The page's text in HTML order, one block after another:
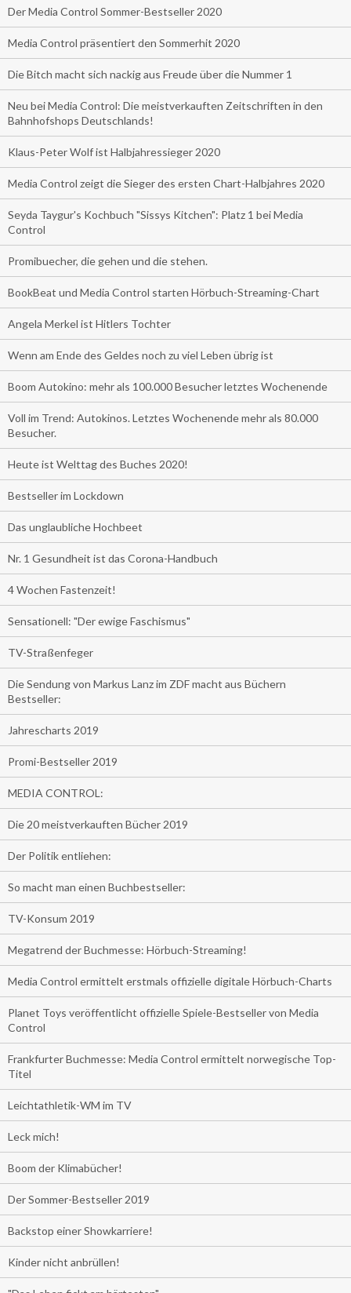
Der Media Control Sommer-Bestseller 2020
Media Control präsentiert den Sommerhit 2020
Die Bitch macht sich nackig aus Freude über die Nummer 1
Neu bei Media Control: Die meistverkauften Zeitschriften in den
Bahnhofshops Deutschlands!
Klaus-Peter Wolf ist Halbjahressieger 2020
Media Control zeigt die Sieger des ersten Chart-Halbjahres 2020
Seyda Taygur's Kochbuch "Sissys Kitchen": Platz 1 bei Media
Control
Promibuecher, die gehen und die stehen.
BookBeat und Media Control starten Hörbuch-Streaming-Chart
Angela Merkel ist Hitlers Tochter
Wenn am Ende des Geldes noch zu viel Leben übrig ist
Boom Autokino: mehr als 100.000 Besucher letztes Wochenende
Voll im Trend: Autokinos. Letztes Wochenende mehr als 80.000
Besucher.
Heute ist Welttag des Buches 2020!
Bestseller im Lockdown
Das unglaubliche Hochbeet
Nr. 1 Gesundheit ist das Corona-Handbuch
4 Wochen Fastenzeit!
Sensationell: "Der ewige Faschismus"
TV-Straßenfeger
Die Sendung von Markus Lanz im ZDF macht aus Büchern
Bestseller:
Jahrescharts 2019
Promi-Bestseller 2019
MEDIA CONTROL:
Die 20 meistverkauften Bücher 2019
Der Politik entliehen:
So macht man einen Buchbestseller:
TV-Konsum 2019
Megatrend der Buchmesse: Hörbuch-Streaming!
Media Control ermittelt erstmals offizielle digitale Hörbuch-Charts
Planet Toys veröffentlicht offizielle Spiele-Bestseller von Media
Control
Frankfurter Buchmesse: Media Control ermittelt norwegische Top-
Titel
Leichtathletik-WM im TV
Leck mich!
Boom der Klimabücher!
Der Sommer-Bestseller 2019
Backstop einer Showkarriere!
Kinder nicht anbrüllen!